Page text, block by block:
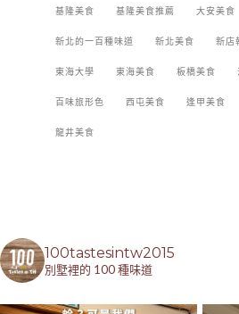
基隆美食 基隆美食推薦 大安美食
新北的一百種味道 新北美食 新店
東海大學 東海美食 板橋美食
百味旅形色 西屯美食 逢甲美食
龍井美食
100tastesintw2015
別墅裡的 100 種味道